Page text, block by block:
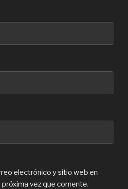
electrónico y sitio web en
vez que comente.